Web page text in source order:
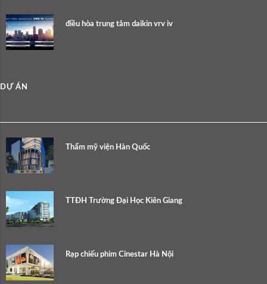
điều hòa trung tâm daikin vrv iv
DỰ ÁN
Thẩm mỹ viện Hàn Quốc
TTĐH Trường Đại Học Kiên Giang
Rạp chiếu phim Cinestar Hà Nội